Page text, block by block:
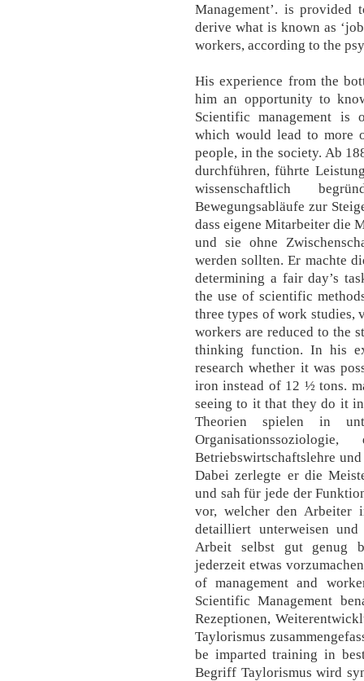
Management’. is
derive what is known as
workers, according to the
His experience from the
him an opportunity to
Scientific management is
which would lead to more
people, in the society. Ab
durchführen, führte
wissenschaftlich
Bewegungsabläufe zur
dass eigene Mitarbeiter die
und sie ohne
werden sollten. Er machte
determining a fair day’s
the use of scientific
three types of work studies,
workers are reduced to the
thinking function. In his
research whether it was
iron instead of 12 ½ tons.
seeing to it that they do it in
Theorien spielen in
Betriebswirtschaftslehre
Dabei zerlegte er die
und sah für jede der
vor, welcher den Arbeiter
detailliert unterweisen
Arbeit selbst gut genug
jederzeit etwas
of management and
Scientific Management
Rezeptionen,
Taylorismus
be imparted training in
Begriff Taylorismus wird